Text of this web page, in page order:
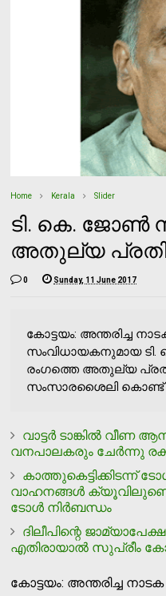
Home Kerala Slider
ടി. കെ. ജോണ്‍
അതുല്യ
0 Sunday, 11 June 2017
കോട്ടയം: അന്തരിച്ച
സംവിധായകനുമായ ടി.
രംഗത്തെ അതുല്യ
സംസാരശൈലി കൊണ്ട്
വാട്ടര്‍ ടാങ്കില്‍ വീണ
വനപാലകരും ചേര്‍ന്നു
വാഹനങ്ങള്‍
ടോള്‍ നിര്‍ബന്ധം
ദിലീപിന്റെ
എതിരായാല്‍ സുപ്രീം
കോട്ടയം: അന്തരിച്ച